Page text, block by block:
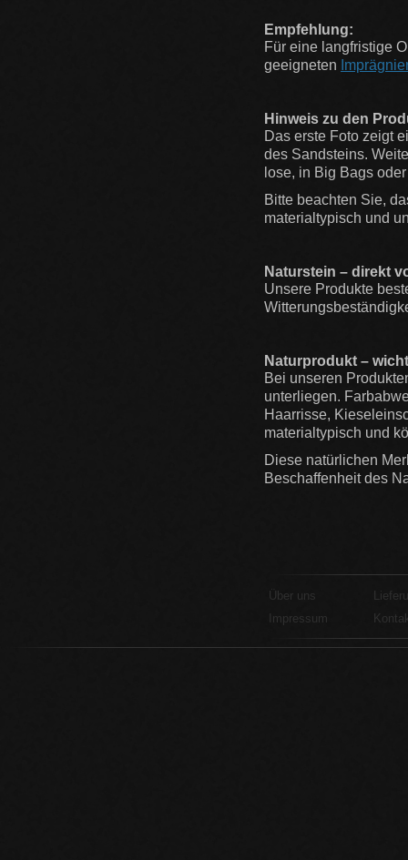
Empfehlung:
Für eine langfristige
geeigneten
Hinweis zu den
Das erste Foto zeigt
des Sandsteins.
lose, in Big Bags
Bitte beachten Sie,
materialtypisch und
Naturstein – direkt
Unsere Produkte
Naturprodukt –
Bei unseren
unterliegen.
Haarrisse,
materialtypisch und
Diese natürlichen
Beschaffenheit des
Über uns
Impressum